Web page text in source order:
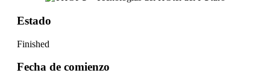
Estado
Finished
Fecha de comienzo